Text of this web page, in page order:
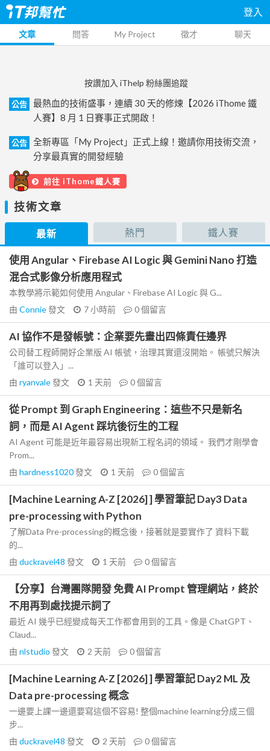
登入
文章 問答 My Project 徵才 聊天
按讚加入 iThelp 粉絲團追蹤
公告
最熱血的技術盛事，連續 30 天的修煉【2026 iThome 鐵
人賽】8 月 1 日賽事正式開啟！
公告
全新專區「My Project」正式上線！邀請你用技術交流，
分享最真實的開發經驗
前往 iThome鐵人賽
技術文章
最新 熱門 鐵人賽
使用 Angular、Firebase AI Logic 與 Gemini Nano 打造
混合式影像分析應用程式
本教學將示範如何使用 Angular、Firebase AI Logic 與 G...
由 Connie發文 7 小時前 0個留言
AI 協作不是發帳號：企業要先畫出四條責任邊界
公司替工程師開好企業版 AI 帳號，治理其實還沒開始。 帳號只解決
「誰可以登入」...
由 ryanvale發文 1 天前 0個留言
從 Prompt 到 Graph Engineering：這些不只是新名
詞，而是 AI Agent 踩坑後衍生的工程
AI Agent 可能是近年最容易出現新工程名詞的領域。 我們才剛學會
Prom...
由 hardness1020發文 1 天前 0個留言
[Machine Learning A-Z [2026] ] 學習筆記 Day3 Data
pre-processing with Python
了解Data Pre-processing的概念後，接著就是要實作了 資料下載
的...
由 duckravel48 發文 1 天前 0個留言
【分享】台灣團隊開發 免費 AI Prompt 管理網站，終於
不用再到處找提示詞了
最近 AI 幾乎已經變成每天工作都會用到的工具。像是 ChatGPT、
Claud...
由 nlstudio 發文 2 天前 0個留言
[Machine Learning A-Z [2026] ] 學習筆記 Day2 ML 及
Data pre-processing 概念
一邊要上課一邊還要寫這個不容易! 整個machine learning分成三個
步...
由 duckravel48 發文 2 天前 0個留言